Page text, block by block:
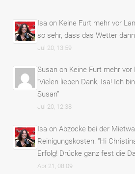
Isa on Keine Furt mehr vor
so sehr, dass das Wetter
Jul 20, 13:59
Susan on Keine Furt mehr
“Vielen lieben Dank, Isa! Ich
Susan”
Jul 20, 12:38
Isa onAbzocke bei der
Reinigungskosten: “Hi
Erfolg! Drücke ganz fest die
Apr 21, 08:09